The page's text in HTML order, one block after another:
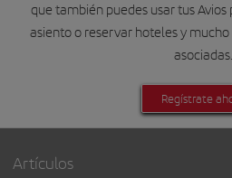
que también puedes usar tus
asiento o reservar hoteles y
asociadas.
Regístrate
Artículos